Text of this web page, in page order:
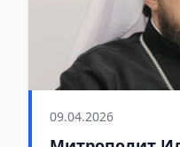
09.04.2026